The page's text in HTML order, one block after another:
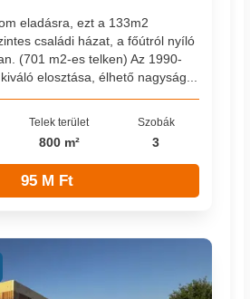
eladásra, ezt a 133m2
családi házat, a főútról nyíló
(701 m2-es telken) Az 1990-
elosztása, élhető nagyság...
Telek terület
800 m²
Szobák
3
95 M Ft